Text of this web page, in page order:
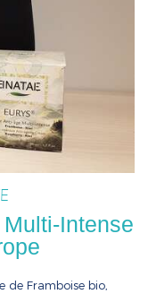
Intense
de Framboise bio,